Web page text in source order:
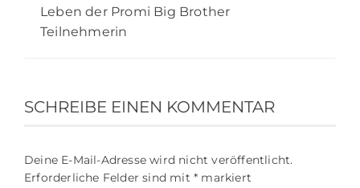
Leben der Promi Big Brother
Teilnehmerin
SCHREIBE EINEN KOMMENTAR
Deine E-Mail-Adresse wird nicht veröffentlicht.
Erforderliche Felder sind mit * markiert